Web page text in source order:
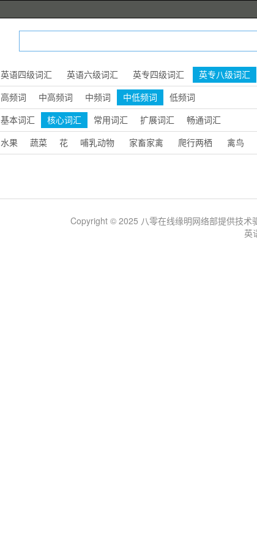
英语四级词汇 英语六级词汇 英专四级词汇 英专八级词汇
高频词 中高频词 中频词 中低频词 低频词
基本词汇 核心词汇 常用词汇 扩展词汇 畅通词汇
水果 蔬菜 花 哺乳动物 家畜家禽 爬行两栖 禽鸟
Copyright © 2025 八零在线缘明网络部提供技
英